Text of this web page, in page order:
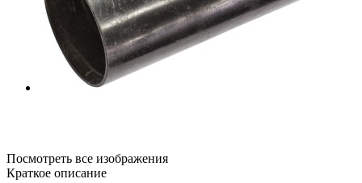
Посмотреть все изображения
Краткое описание